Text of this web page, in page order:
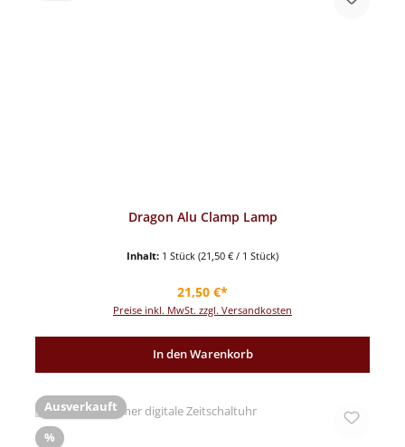
Dragon Alu Clamp Lamp
Inhalt: 1 Stück (21,50 € / 1 Stück)
Regulärer Preis:
21,50 €*
Preise inkl. MwSt. zzgl. Versandkosten
In den Warenkorb
Ausverkauft
%Rabatt